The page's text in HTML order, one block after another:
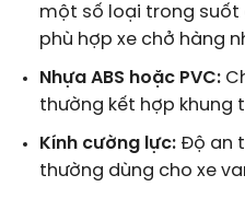
một số loại trong suốt
phù hợp xe chở hàng
Nhựa ABS hoặc PVC:
thường kết hợp khung
Kính cường lực:Độ an
thường dùng cho xe